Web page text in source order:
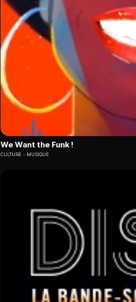
We Want the Funk !
CULTURE MUSIQUE